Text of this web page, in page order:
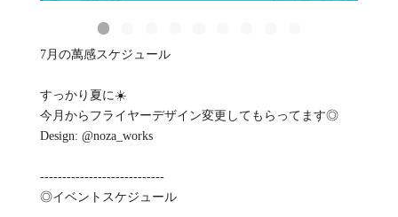
7月の萬感スケジュール
すっかり夏に☀️
今月からフライヤーデザイン変更してもらってます◎
Design: @noza_works
----------------------------
◎イベントスケジュール